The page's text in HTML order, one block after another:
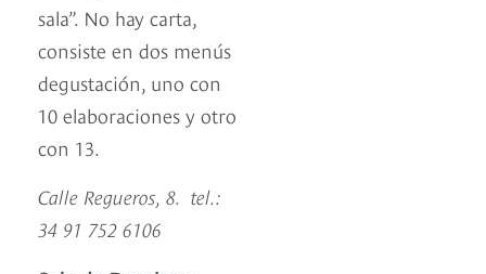
sala”. No hay carta,
consiste en dos menús
degustación, uno con
10 elaboraciones y otro
con 13.
Calle Regueros, 8. tel.:
34 91 752 6106